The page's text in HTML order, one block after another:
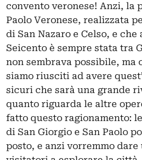
convento veronese! Anzi, la
Paolo Veronese, realizzata
di San Nazaro e Celso, e
Seicento è sempre stata tra
non sembrava possibile, ma
siamo riusciti ad avere
sicuri che sarà una grande
quanto riguarda le altre
fatto questo ragionamento:
di San Giorgio e San Paolo
posto, e anzi vorremmo